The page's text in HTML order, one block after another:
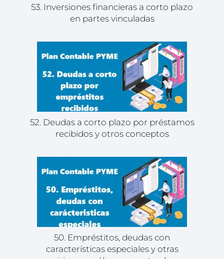
53. Inversiones financieras a corto plazo
en partes vinculadas
52. Deudas a corto plazo por préstamos
recibidos y otros conceptos
50. Empréstitos, deudas con
características especiales y otras